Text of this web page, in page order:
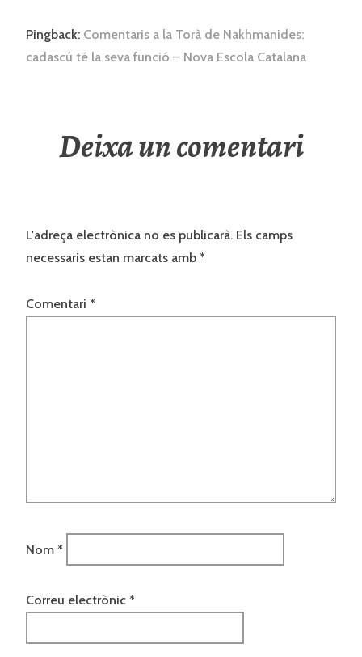
Pingback: Comentaris a la Torà de Nakhmanides:
cadascú té la seva funció – Nova Escola Catalana
Deixa un comentari
L'adreça electrònica no es publicarà. Els camps
necessaris estan marcats amb *
Comentari *
Nom *
Correu electrònic *